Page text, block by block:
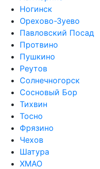
Ногинск
Орехово-Зуево
Павловский Посад
Протвино
Пушкино
Реутов
Солнечногорск
Сосновый Бор
Тихвин
Тосно
Фрязино
Чехов
Шатура
ХМАО